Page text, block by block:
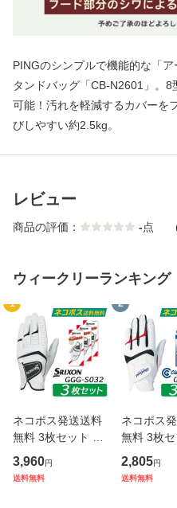
PINGのシンプルで機能的な「
タンドバッグ「CB-N2601」。
可能！汚れを軽減するカバーを
びしやすい約2.5kg。
レビュー
商品の評価： -点
ウィークリーランキング
1
ネコポス発送送料
無料 3枚セット ダ
ンロップ スリクソ
ン ゴルフ グローブ
3,960円
送料無料
2
ネコポス
無料 3枚
リーブラン
ーブ メン
2,805円
送料無料